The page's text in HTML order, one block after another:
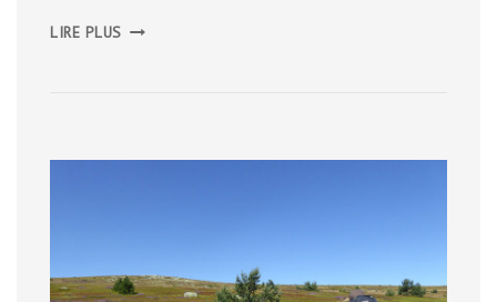
LIRE PLUS CORBIÈRES,